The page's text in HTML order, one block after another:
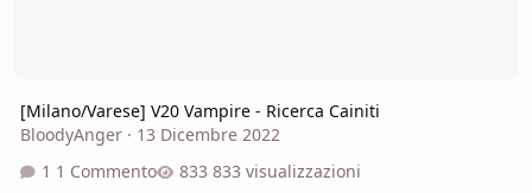
[Milano/Varese] V20 Vampire - Ricerca Cainiti
BloodyAnger· 13 Dicembre 2022
1 Commento
833 visualizzazioni